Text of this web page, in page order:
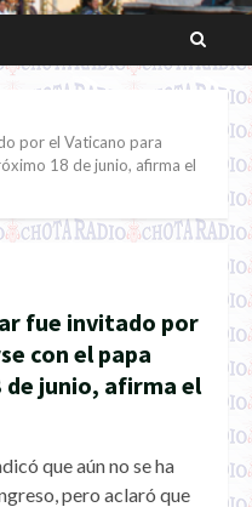
por el Vaticano para
18 de junio, afirma el
fue invitado por
con el papa
de junio, afirma el
que aún no se ha
pero aclaró que